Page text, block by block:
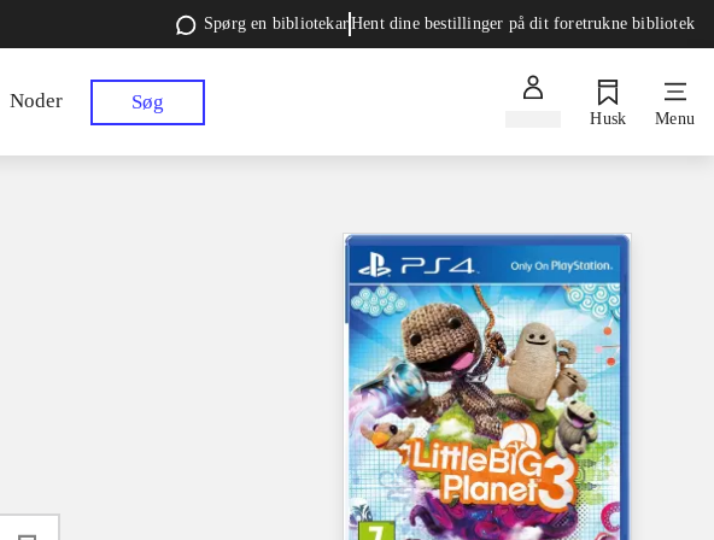
Spørg en bibliotekarHent dine bestillinger på dit foretrukne bibliotek
Noder Søg
Husk Menu